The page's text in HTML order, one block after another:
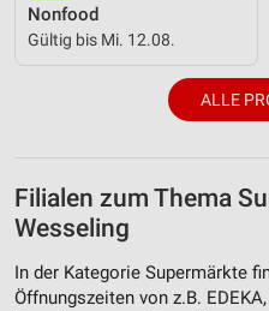
Nonfood
Gültig bis Mi. 12.08.
ALLE
Filialen zum Thema
Wesseling
In der Kategorie Supermärkte
Öffnungszeiten von z.B.